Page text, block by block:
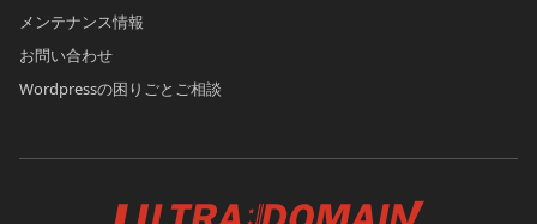
メンテナンス情報
お問い合わせ
Wordpressの困りごとご相談